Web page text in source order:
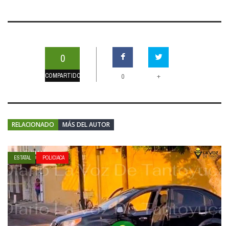
0
COMPARTIDOS 0 +
RELACIONADO MÁS DEL AUTOR
ESTATAL POLICIACA